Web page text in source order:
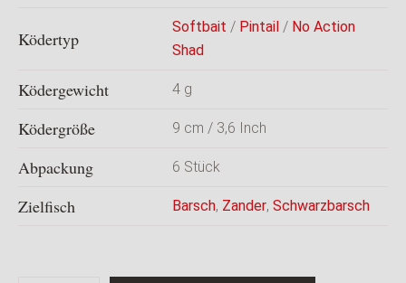
Ködertyp
Softbait / Pintail / No Action
Shad
Ködergewicht 4 g
Ködergröße 9 cm / 3,6 Inch
Abpackung 6 Stück
Zielfisch Barsch, Zander, Schwarzbarsch